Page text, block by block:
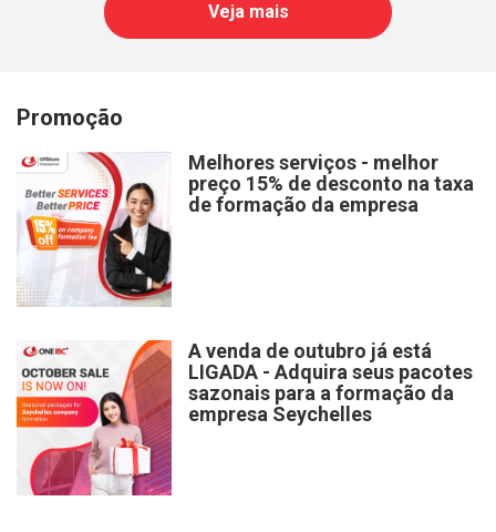
Veja mais
Promoção
Melhores serviços - melhor
preço 15% de desconto na taxa
de formação da empresa
A venda de outubro já está
LIGADA - Adquira seus pacotes
sazonais para a formação da
empresa Seychelles